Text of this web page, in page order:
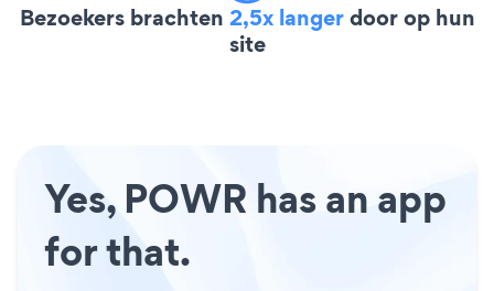
Bezoekers brachten 2,5x langerdoor op hun
site
Yes, POWR has an app
for that.